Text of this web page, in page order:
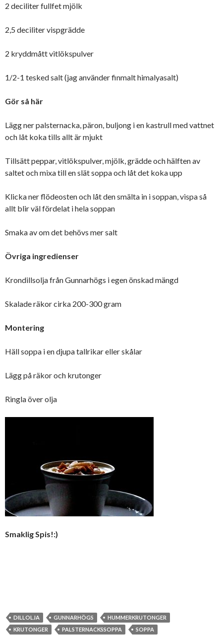
2 deciliter fullfet mjölk
2,5 deciliter vispgrädde
2 kryddmått vitlökspulver
1/2-1 tesked salt (jag använder finmalt himalyasalt)
Gör så här
Lägg ner palsternacka, päron, buljong i en kastrull med vattnet
och låt koka tills allt är mjukt
Tillsätt peppar, vitlökspulver, mjölk, grädde och hälften av
saltet och mixa till en slät soppa och låt det koka upp
Klicka ner flödeosten och låt den smälta in i soppan, vispa så
allt blir väl fördelat i hela soppan
Smaka av om det behövs mer salt
Övriga ingredienser
Krondillsolja från Gunnarhögs i egen önskad mängd
Skalade räkor cirka 200-300 gram
Montering
Häll soppa i en djupa tallrikar eller skålar
Lägg på räkor och krutonger
Ringla över olja
Smaklig Spis!:)
DILLOLJA GUNNARHÖGS
HUMMERKRUTONGER
KRUTONGER
PALSTERNACKSSOPPA SOPPA